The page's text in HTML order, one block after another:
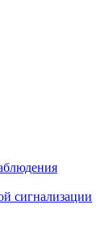
сигнализации